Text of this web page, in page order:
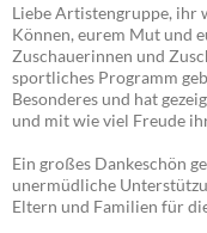
Liebe Artistengruppe, ihr
Können, eurem Mut und
Zuschauerinnen und
sportliches Programm
Besonderes und hat
und mit wie viel Freude
Ein großes Dankeschön
unermüdliche
Eltern und Familien für